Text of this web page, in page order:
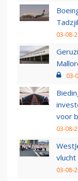
03-08-
03-
voor
03-08-
vlucht
03-08-